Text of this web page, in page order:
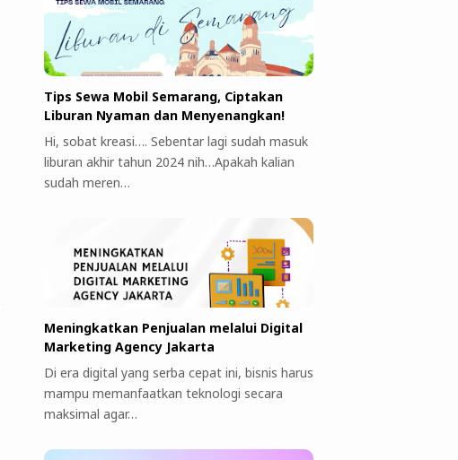
Tips Sewa Mobil Semarang, Ciptakan
Liburan Nyaman dan Menyenangkan!
Hi, sobat kreasi…. Sebentar lagi sudah masuk
liburan akhir tahun 2024 nih…Apakah kalian
sudah meren…
Meningkatkan Penjualan melalui Digital
Marketing Agency Jakarta
Di era digital yang serba cepat ini, bisnis harus
mampu memanfaatkan teknologi secara
maksimal agar…